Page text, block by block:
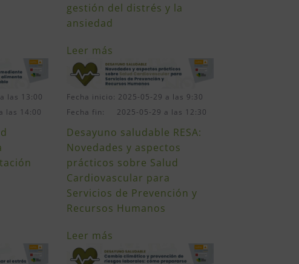
gestión del distrés y la
ansiedad
Leer más
las 13:00
las 14:00
Fecha inicio: 2025-05-29 a las 9:30
Fecha fin: 2025-05-29 a las 12:30
Desayuno saludable RESA:
Novedades y aspectos
prácticos sobre Salud
Cardiovascular para
Servicios de Prevención y
Recursos Humanos
Leer más